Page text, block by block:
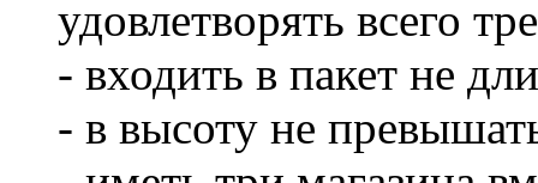
удовлетворять всего
- входить в пакет не
- в высоту не